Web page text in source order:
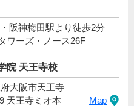
阪神梅田駅より徒歩2分
ワーズ・ノース26F
院 天王寺校
大阪市天王寺
天王寺ミオ本
Map